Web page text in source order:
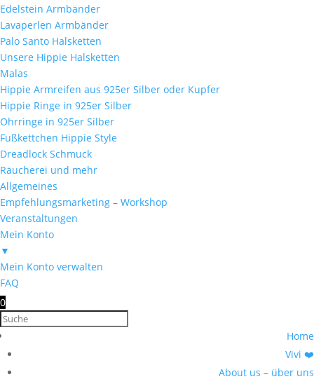
Edelstein Armbänder
Lavaperlen Armbänder
Palo Santo Halsketten
Unsere Hippie Halsketten
Malas
Hippie Armreifen aus 925er Silber oder Kupfer
Hippie Ringe in 925er Silber
Ohrringe in 925er Silber
Fußkettchen Hippie Style
Dreadlock Schmuck
Räucherei und mehr
Allgemeines
Empfehlungsmarketing – Workshop
Veranstaltungen
Mein Konto
▼
Mein Konto verwalten
FAQ
0
Home
Vivi ❤️
About us – über uns